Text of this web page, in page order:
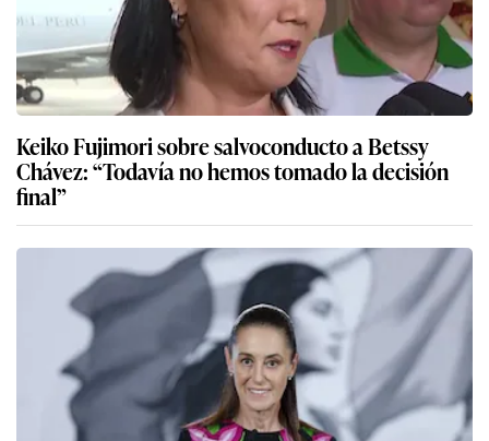
Keiko Fujimori sobre salvoconducto a Betssy
Chávez: “Todavía no hemos tomado la decisión
final”